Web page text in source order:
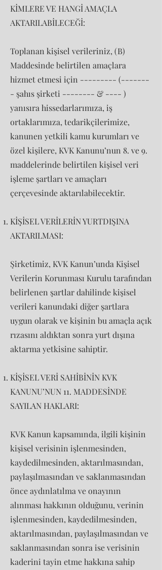
KİMLERE VE HANGİ AMAÇLA
AKTARILABİLECEĞİ:
Toplanan kişisel verileriniz, (B)
Maddesinde belirtilen amaçlara
hizmet etmesi için --------- (-------
- şahıs şirketi -------- & ---- )
yanısıra hissedarlarımıza, iş
ortaklarımıza, tedarikçilerimize,
kanunen yetkili kamu kurumları ve
özel kişilere, KVK Kanunu’nun 8. ve 9.
maddelerinde belirtilen kişisel veri
işleme şartları ve amaçları
çerçevesinde aktarılabilecektir.
KİŞİSEL VERİLERİN YURTDIŞINA
AKTARILMASI:
Şirketimiz, KVK Kanun’unda Kişisel
Verilerin Korunması Kurulu tarafından
belirlenen şartlar dahilinde kişisel
verileri kanundaki diğer şartlara
uygun olarak ve kişinin bu amaçla açık
rızasını aldıktan sonra yurt dışına
aktarma yetkisine sahiptir.
KİŞİSEL VERİ SAHİBİNİN KVK
KANUNU’NUN 11. MADDESİNDE
SAYILAN HAKLARI:
KVK Kanun kapsamında, ilgili kişinin
kişisel verisinin işlenmesinden,
kaydedilmesinden, aktarılmasından,
paylaşılmasından ve saklanmasından
önce aydınlatılma ve onayının
alınması hakkının olduğunu, verinin
işlenmesinden, kaydedilmesinden,
aktarılmasından, paylaşılmasından ve
saklanmasından sonra ise verisinin
kaderini tayin etme hakkına sahip